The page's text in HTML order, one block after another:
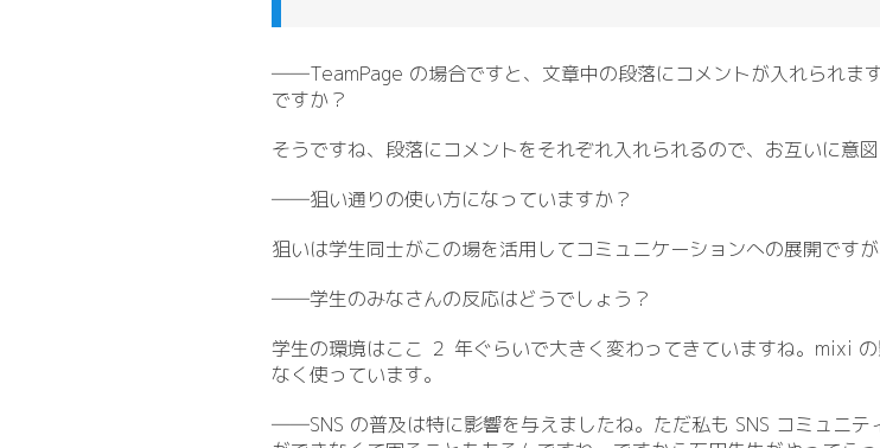
――TeamPage の場合ですと、文章中の段落にコメントが入れられま
ですか？
そうですね、段落にコメントをそれぞれ入れられるので、お互いに意
――狙い通りの使い方になっていますか？
狙いは学生同士がこの場を活用してコミュニケーションへの展開です
――学生のみなさんの反応はどうでしょう？
学生の環境はここ ２ 年ぐらいで大きく変わってきていますね。mixi
なく使っています。
――SNS の普及は特に影響を与えましたね。ただ私も SNS コミュニ